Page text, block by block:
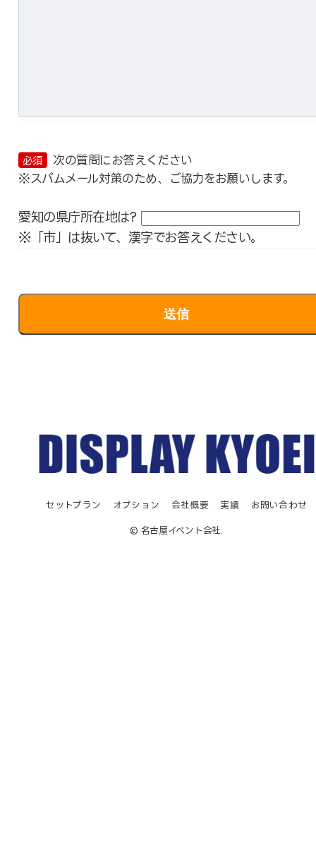
必須
次の質問にお答えください
※スパムメール対策のため、ご協力をお願いします。
愛知の県庁所在地は?
※「市」は抜いて、漢字でお答えください。
セットプラン オプション 会社概要 実績 お問い合わせ
© 名古屋イベント会社.